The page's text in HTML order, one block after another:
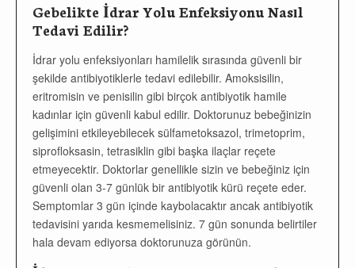
Gebelikte İdrar Yolu Enfeksiyonu Nasıl
Tedavi Edilir?
İdrar yolu enfeksiyonları hamilelik sırasında güvenli bir
şekilde antibiyotiklerle tedavi edilebilir. Amoksisilin,
eritromisin ve penisilin gibi birçok antibiyotik hamile
kadınlar için güvenli kabul edilir. Doktorunuz bebeğinizin
gelişimini etkileyebilecek sülfametoksazol, trimetoprim,
siprofloksasin, tetrasiklin gibi başka ilaçlar reçete
etmeyecektir. Doktorlar genellikle sizin ve bebeğiniz için
güvenli olan 3-7 günlük bir antibiyotik kürü reçete eder.
Semptomlar 3 gün içinde kaybolacaktır ancak antibiyotik
tedavisini yarıda kesmemelisiniz. 7 gün sonunda belirtiler
hala devam ediyorsa doktorunuza görünün.